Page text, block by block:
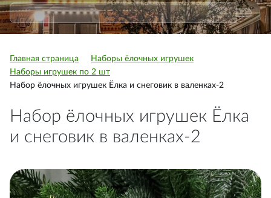
Главная страница
Наборы ёлочных игрушек
Наборы игрушек по 2 шт
Набор ёлочных игрушек Ёлка и снеговик в валенках-2
Набор ёлочных игрушек Ёлка
и снеговик в валенках-2